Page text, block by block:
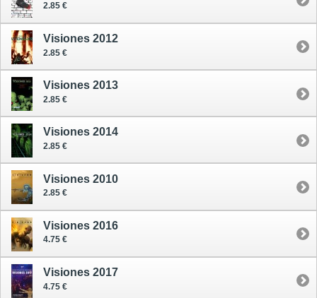
2.85 €
Visiones 2012
2.85 €
Visiones 2013
2.85 €
Visiones 2014
2.85 €
Visiones 2010
2.85 €
Visiones 2016
4.75 €
Visiones 2017
4.75 €